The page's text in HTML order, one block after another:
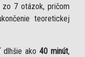
zo 7 otázok, pričom
teoretickej
ako 40 minút,